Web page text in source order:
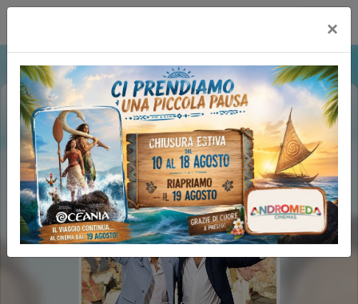
OI VITA MIA (1H53')
×